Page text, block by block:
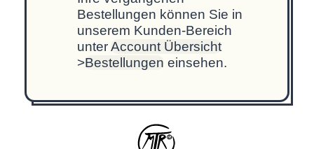
Bestellungen können Sie in
unserem Kunden-Bereich
unterAccount Übersicht
>Bestellungen einsehen.